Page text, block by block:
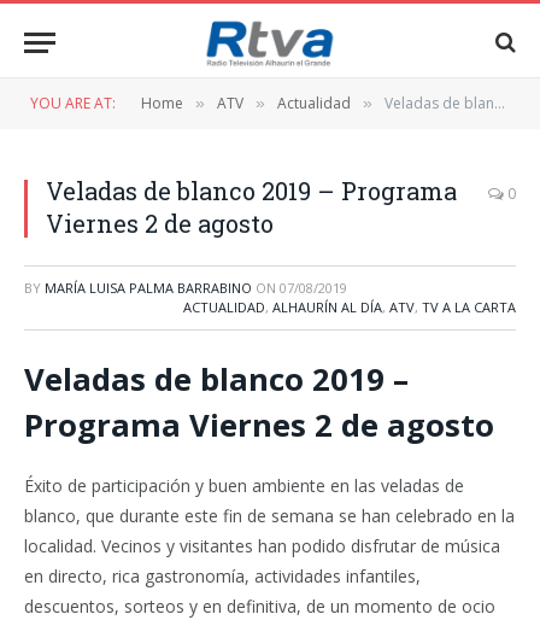
YOU ARE AT: Home » ATV » Actualidad » Veladas de blanco 2019 – Programa Viernes 2 de agosto
Veladas de blanco 2019 – Programa
Viernes 2 de agosto
0
BY MARÍA LUISA PALMA BARRABINO ON 07/08/2019
ACTUALIDAD, ALHAURÍN AL DÍA, ATV, TV A LA CARTA
Veladas de blanco 2019 –
Programa Viernes 2 de agosto
Éxito de participación y buen ambiente en las veladas de
blanco, que durante este fin de semana se han celebrado en la
localidad. Vecinos y visitantes han podido disfrutar de música
en directo, rica gastronomía, actividades infantiles,
descuentos, sorteos y en definitiva, de un momento de ocio